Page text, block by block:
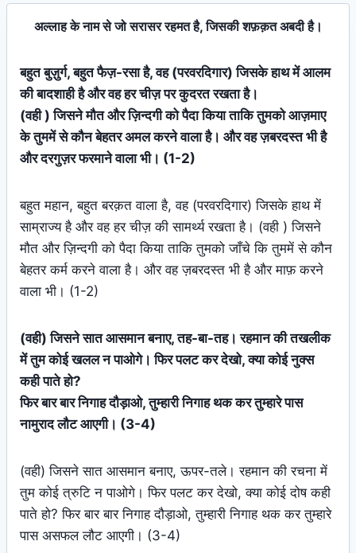
अल्लाह के नाम से जो सरासर रहमत है, जिसकी शफ़क़त अबदी है।
बहुत बुज़ुर्ग, बहुत फैज़-रसा है, वह (परवरदिगार) जिसके हाथ में आलम
की बादशाही है और वह हर चीज़ पर कुदरत रखता है।
(वही ) जिसने मौत और ज़िन्दगी को पैदा किया ताकि तुमको आज़माए
के तुममें से कौन बेहतर अमल करने वाला है। और वह ज़बरदस्त भी है
और दरगुज़र फरमाने वाला भी। (1-2)
बहुत महान, बहुत बरक़त वाला है, वह (परवरदिगार) जिसके हाथ में
साम्राज्य है और वह हर चीज़ की सामर्थ्य रखता है। (वही ) जिसने
मौत और ज़िन्दगी को पैदा किया ताकि तुमको जाँचे कि तुममें से कौन
बेहतर कर्म करने वाला है। और वह ज़बरदस्त भी है और माफ़ करने
वाला भी। (1-2)
(वही) जिसने सात आसमान बनाए, तह-बा-तह। रहमान की तखलीक
में तुम कोई खलल न पाओगे। फिर पलट कर देखो, क्या कोई नुक्स
कही पाते हो?
फिर बार बार निगाह दौड़ाओ, तुम्हारी निगाह थक कर तुम्हारे पास
नामुराद लौट आएगी। (3-4)
(वही) जिसने सात आसमान बनाए, ऊपर-तले। रहमान की रचना में
तुम कोई त्रुटि न पाओगे। फिर पलट कर देखो, क्या कोई दोष कही
पाते हो? फिर बार बार निगाह दौड़ाओ, तुम्हारी निगाह थक कर तुम्हारे
पास असफल लौट आएगी। (3-4)